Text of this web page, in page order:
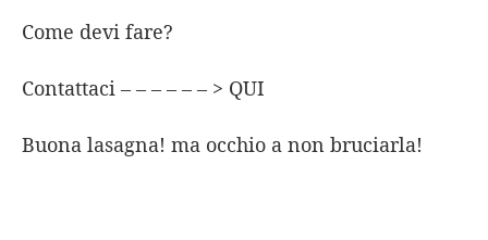
Come devi fare?
Contattaci – – – – – – > QUI
Buona lasagna! ma occhio a non bruciarla!